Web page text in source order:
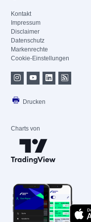
Kontakt
Impressum
Disclaimer
Datenschutz
Markenrechte
Cookie-Einstellungen
Drucken
Charts von